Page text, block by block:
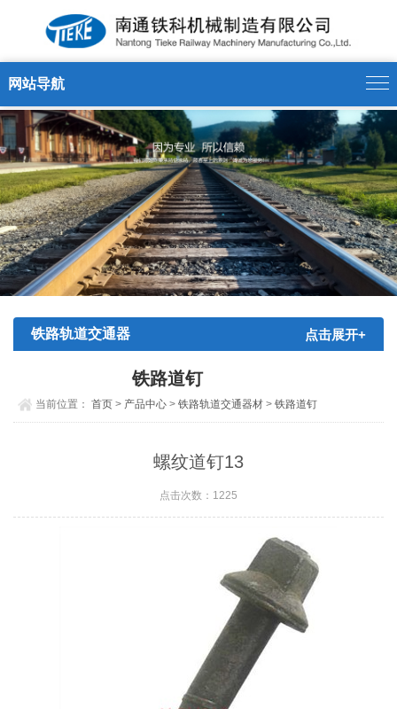
网站导航
铁路轨道交通器 点击展开+
铁路道钉
当前位置：首页 > 产品中心 >铁路轨道交通器材 >铁路道钉
螺纹道钉13
点击次数：1225